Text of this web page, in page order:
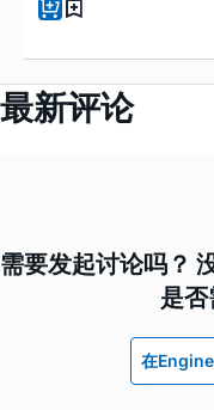
最新评论
需要发起讨论吗？
是否
在